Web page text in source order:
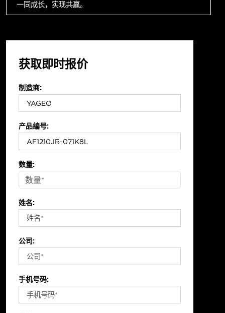
一同成长，实现共赢。
获取即时报价
制造商:
产品编号:
数量:
姓名:
公司:
手机号码: